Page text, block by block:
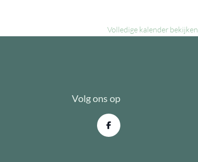
Volledige kalender bekijken
Volg ons op